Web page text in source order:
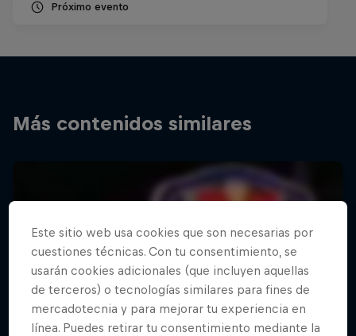
Próximo evento
Más contenidos similares
Este sitio web usa cookies que son necesarias por
cuestiones técnicas. Con tu consentimiento, se
usarán cookies adicionales (que incluyen aquellas
de terceros) o tecnologías similares para fines de
mercadotecnia y para mejorar tu experiencia en
línea. Puedes retirar tu consentimiento mediante la